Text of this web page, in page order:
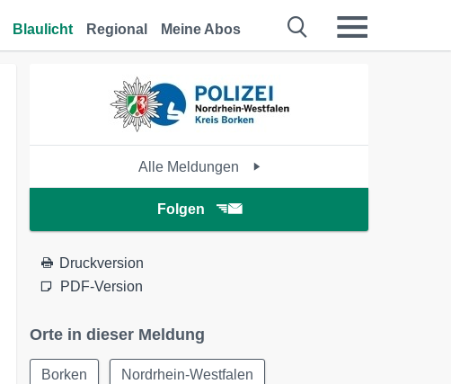
Blaulicht Regional Meine Abos
Alle Meldungen
Folgen
Druckversion
PDF-Version
Orte in dieser Meldung
Borken Nordrhein-Westfalen